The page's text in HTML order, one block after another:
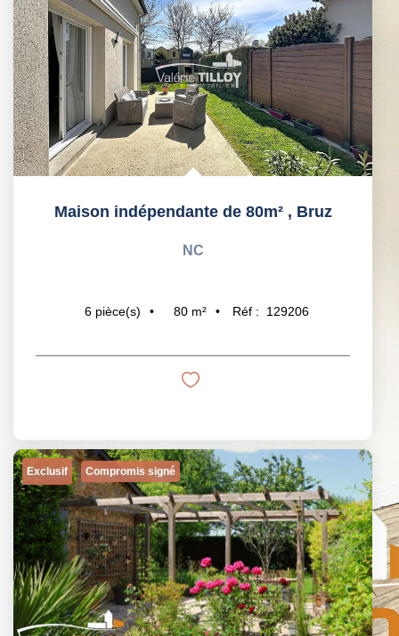
Maison indépendante de 80m² , Bruz
NC
6 pièce(s) 80 m² Réf : 129206
Exclusif Compromis signé